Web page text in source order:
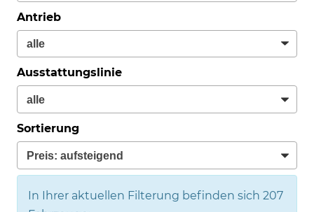
Antrieb
Ausstattungslinie
Sortierung
In Ihrer aktuellen Filterung befinden sich 207